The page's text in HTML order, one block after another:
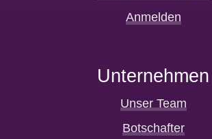
Anmelden
Unternehmen
Unser Team
Botschafter